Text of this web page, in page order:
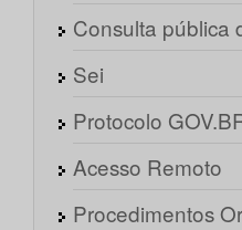
Consulta pública
Sei
Protocolo
Acesso Remoto
Procedimentos